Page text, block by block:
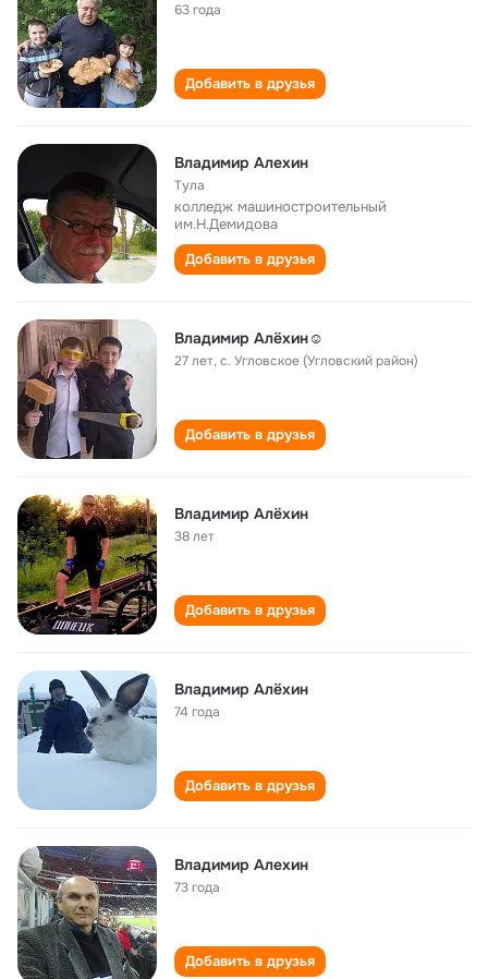
63 года
Добавить в друзья
Владимир Алехин
Тула
колледж машиностроительный
им.Н.Демидова
Добавить в друзья
Владимир Алёхин☺
27 лет,с. Угловское (Угловский район)
Добавить в друзья
Владимир Алёхин
38 лет
Добавить в друзья
Владимир Алёхин
74 года
Добавить в друзья
Владимир Алехин
73 года
Добавить в друзья